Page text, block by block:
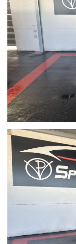
Possibile
senza anticipo.
Come raggiungerci:
In auto:
l'uscita Giugliano/
per via pigna 58.
In treno: La
Distanti pochi
Distanti pochi km
Su Google Maps
sul nostro sito trovi
Indirizzo:
SPECIAL AUTO - via
vendita auto usate